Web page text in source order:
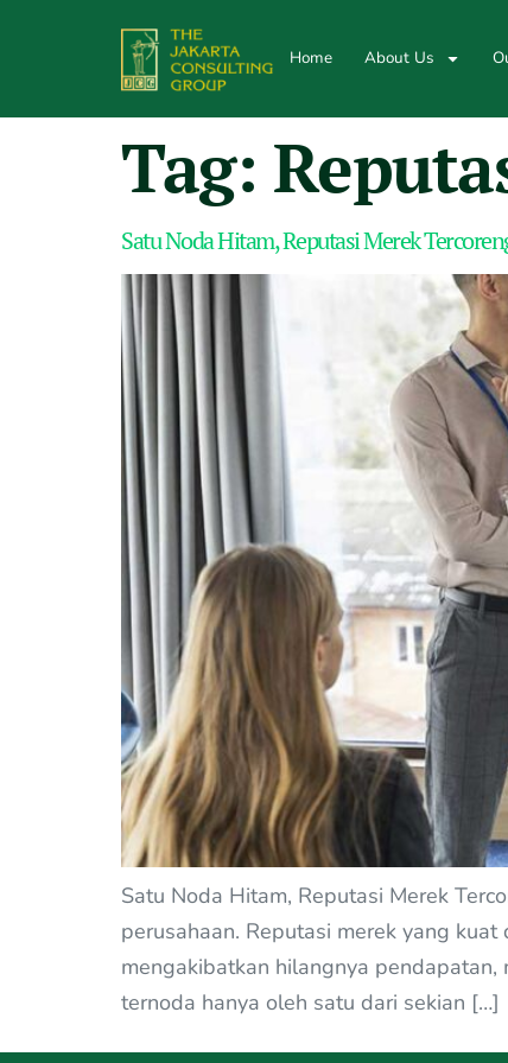
Home About Us
Tag:
Satu Noda Hitam, Reputasi Merek
Satu Noda Hitam, Reputasi Merek
perusahaan. Reputasi merek yang
mengakibatkan hilangnya pendapatan,
ternoda hanya oleh satu dari sekian […]